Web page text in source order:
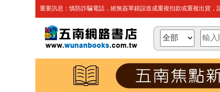
重要訊息：慎防詐騙電話，絕無簽單錯誤造成重複扣款或重複出貨，